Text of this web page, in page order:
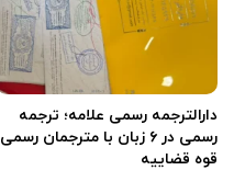
دارالترجمه رسمی علامه؛ ترجمه
رسمی در ۶ زبان با مترجمان رسمی
قوه قضاییه